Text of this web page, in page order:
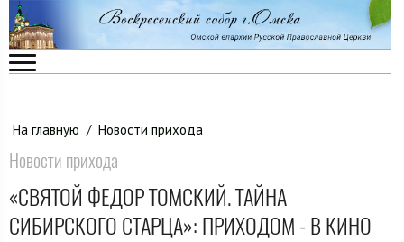
На главную / Новости прихода
Новости прихода
«СВЯТОЙ ФЕДОР ТОМСКИЙ. ТАЙНА
СИБИРСКОГО СТАРЦА»: ПРИХОДОМ - В КИНО